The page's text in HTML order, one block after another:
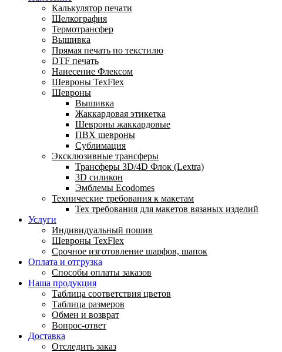
Калькулятор печати
Шелкография
Термотрансфер
Вышивка
Прямая печать по текстилю
DTF печать
Нанесение Флексом
Шевроны TexFlex
Шевроны
Вышивка
Жаккардовая этикетка
Шевроны жаккардовые
ПВХ шевроны
Сублимация
Эксклюзивные трансферы
Трансферы 3D/4D Флок (Lextra)
3D силикон
Эмблемы Ecodomes
Технические требования к макетам
Тех требования для макетов вязаных изделий
Услуги
Индивидуальный пошив
Шевроны TexFlex
Срочное изготовление шарфов, шапок
Оплата и отгрузка
Способы оплаты заказов
Наша продукция
Таблица соответствия цветов
Таблица размеров
Обмен и возврат
Вопрос-ответ
Доставка
Отследить заказ